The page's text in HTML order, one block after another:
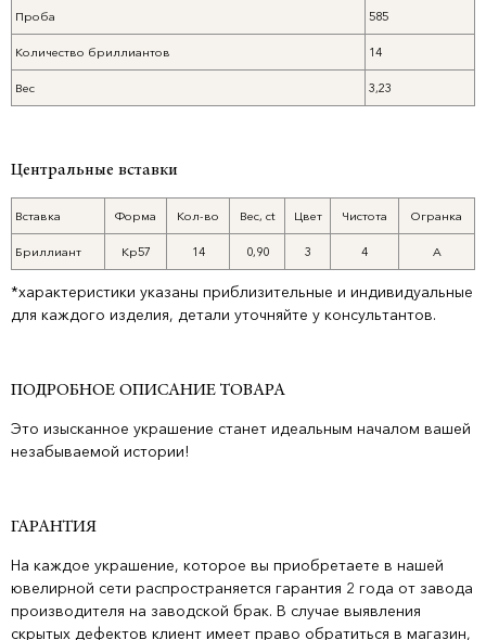
Проба 585
Количество бриллиантов 14
Вес 3,23
Центральные вставки
Вставка Форма Кол-во Вес, ct Цвет Чистота Огранка
Бриллиант Кр57 14 0,90 3 4 А
*характеристики указаны приблизительные и индивидуальные
для каждого изделия, детали уточняйте у консультантов.
ПОДРОБНОЕ ОПИСАНИЕ ТОВАРА
Это изысканное украшение станет идеальным началом вашей
незабываемой истории!
ГАРАНТИЯ
На каждое украшение, которое вы приобретаете в нашей
ювелирной сети распространяется гарантия 2 года от завода
производителя на заводской брак. В случае выявления
скрытых дефектов клиент имеет право обратиться в магазин,